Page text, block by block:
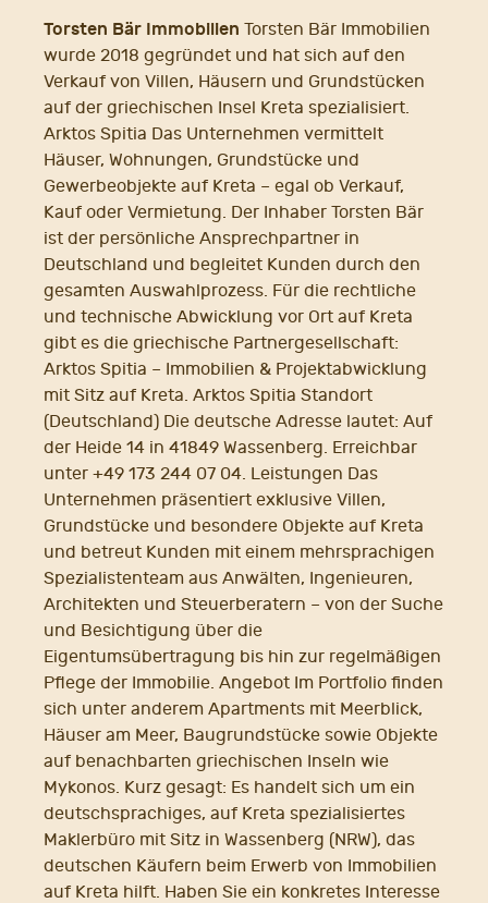
Torsten Bär Immobilien Torsten Bär Immobilien
wurde 2018 gegründet und hat sich auf den
Verkauf von Villen, Häusern und Grundstücken
auf der griechischen Insel Kreta spezialisiert.
Arktos Spitia Das Unternehmen vermittelt
Häuser, Wohnungen, Grundstücke und
Gewerbeobjekte auf Kreta – egal ob Verkauf,
Kauf oder Vermietung. Der Inhaber Torsten Bär
ist der persönliche Ansprechpartner in
Deutschland und begleitet Kunden durch den
gesamten Auswahlprozess. Für die rechtliche
und technische Abwicklung vor Ort auf Kreta
gibt es die griechische Partnergesellschaft:
Arktos Spitia – Immobilien & Projektabwicklung
mit Sitz auf Kreta. Arktos Spitia Standort
(Deutschland) Die deutsche Adresse lautet: Auf
der Heide 14 in 41849 Wassenberg. Erreichbar
unter +49 173 244 07 04. Leistungen Das
Unternehmen präsentiert exklusive Villen,
Grundstücke und besondere Objekte auf Kreta
und betreut Kunden mit einem mehrsprachigen
Spezialistenteam aus Anwälten, Ingenieuren,
Architekten und Steuerberatern – von der Suche
und Besichtigung über die
Eigentumsübertragung bis hin zur regelmäßigen
Pflege der Immobilie. Angebot Im Portfolio finden
sich unter anderem Apartments mit Meerblick,
Häuser am Meer, Baugrundstücke sowie Objekte
auf benachbarten griechischen Inseln wie
Mykonos. Kurz gesagt: Es handelt sich um ein
deutschsprachiges, auf Kreta spezialisiertes
Maklerbüro mit Sitz in Wassenberg (NRW), das
deutschen Käufern beim Erwerb von Immobilien
auf Kreta hilft. Haben Sie ein konkretes Interesse